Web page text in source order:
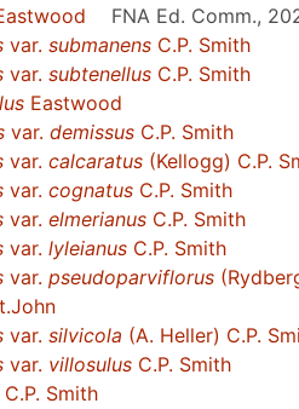
FNA Ed. Comm.,
var. submanens C.P. Smith
var. subtenellus C.P. Smith
Eastwood
var. demissus C.P. Smith
var. calcaratus (Kellogg) C.P.
var. cognatus C.P. Smith
var. elmerianus C.P. Smith
var. lyleianus C.P. Smith
var. pseudoparviflorus
var. silvicola (A. Heller) C.P.
var. villosulus C.P. Smith
C.P. Smith